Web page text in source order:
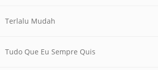
Terlalu Mudah
Tudo Que Eu Sempre Quis